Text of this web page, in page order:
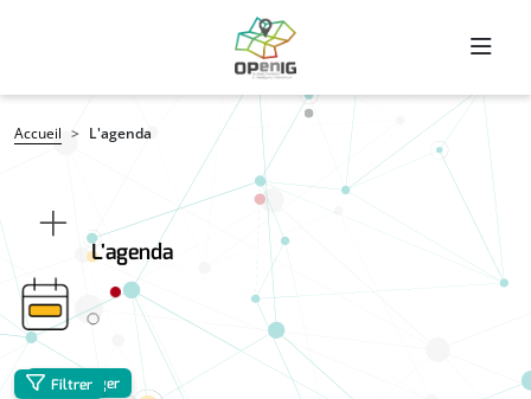
Fil d'Ariane
Accueil L'agenda
L'agenda
Partager
Filtrer